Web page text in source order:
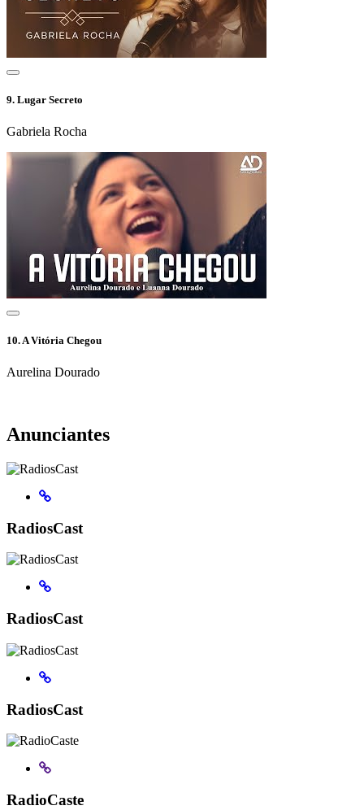
9. Lugar Secreto
Gabriela Rocha
10.A Vitória Chegou
Aurelina Dourado
Anunciantes
RadiosCast
RadiosCast
RadiosCast
RadioCaste